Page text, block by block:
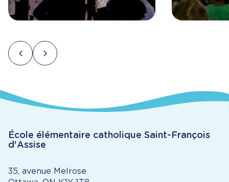
École élémentaire catholique Saint-François
d'Assise
35, avenue Melrose